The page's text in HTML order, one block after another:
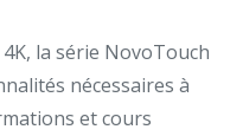
la série NovoTouch
nécessaires à
et cours